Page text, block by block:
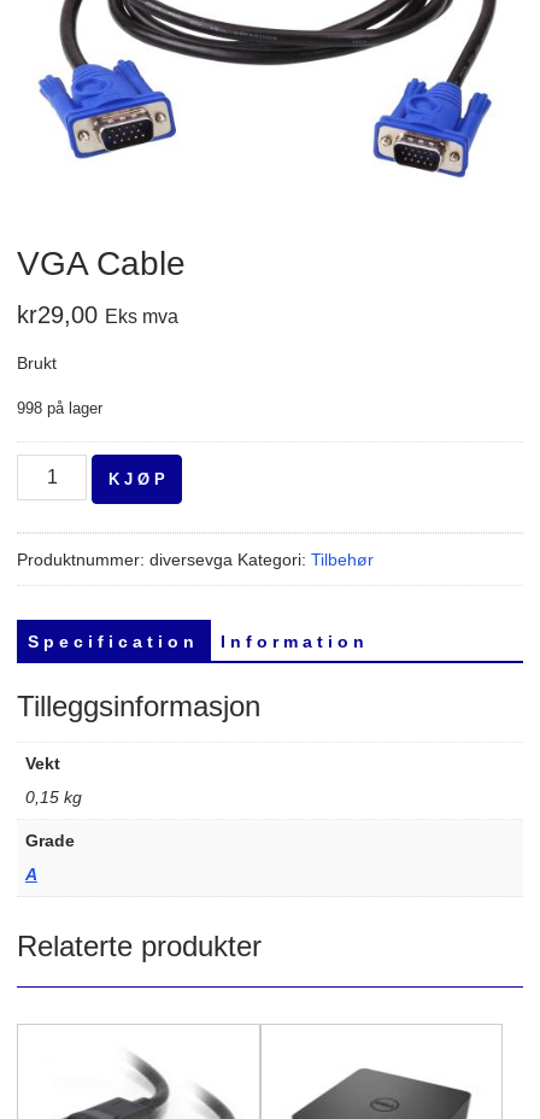
VGA Cable
kr29,00 Eks mva
Brukt
998 på lager
VGA
K J Ø P
Produktnummer: diversevga Kategori: Tilbehør
S p e c i f i c a t i o n I n f o r m a t i o n
Tilleggsinformasjon
Vekt
0,15 kg
Grade
A
Relaterte produkter